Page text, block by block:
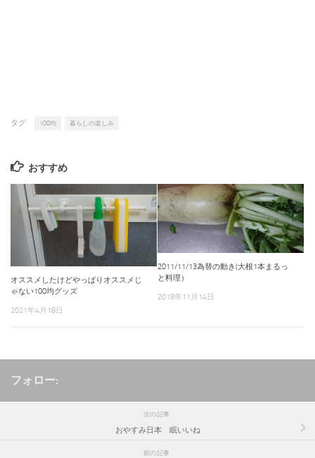
タグ: 100均 暮らしの楽しみ
おすすめ
オススメしたけどやっぱりオススメじ
ゃない100均グッズ
2021年4月18日
2011/11/13為替の動き(大根1本まるっ
と料理）
2018年11月14日
フォロー:
次の記事
おやすみ日本 眠いいね
前の記事